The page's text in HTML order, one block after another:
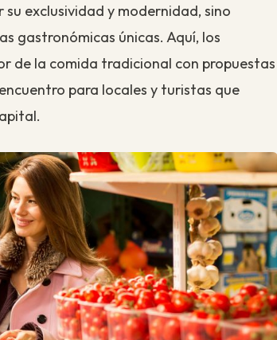
exclusividad y modernidad, sino
gastronómicas únicas. Aquí, los
de la comida tradicional con propuestas
para locales y turistas que